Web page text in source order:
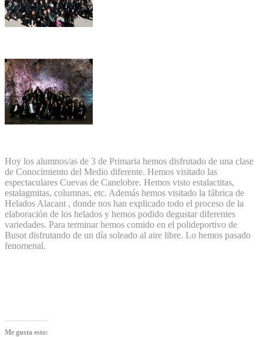
Hoy los alumnos/as de 3 de Primaria hemos disfrutado de una clase
de Conocimiento del Medio diferente. Hemos visitado las
espectaculares Cuevas de Canelobre. Hemos visto estalactitas,
estalagmitas, columnas, etc. Además hemos visitado la fábrica de
Helados Alacant , donde nos han explicado todo el proceso de la
elaboración de los helados y hemos podido degustar diferentes
variedades. Para terminar hemos comido en el polideportivo de
Busot disfrutando de un día soleado al aire libre. Lo hemos pasado
fenomenal.
Me gusta esto: